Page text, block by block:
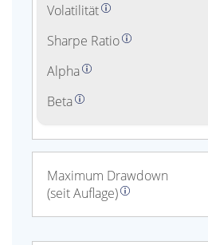
Volatilität
Sharpe Ratio
Alpha
Beta
Maximum Drawdown
(seit Auflage)